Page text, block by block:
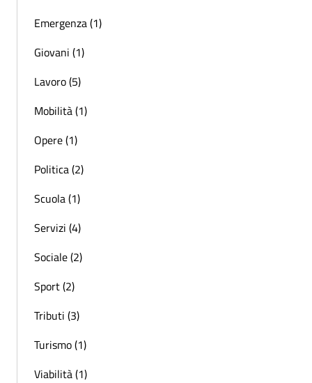
Emergenza (1)
Giovani (1)
Lavoro (5)
Mobilità (1)
Opere (1)
Politica (2)
Scuola (1)
Servizi (4)
Sociale (2)
Sport (2)
Tributi (3)
Turismo (1)
Viabilità (1)